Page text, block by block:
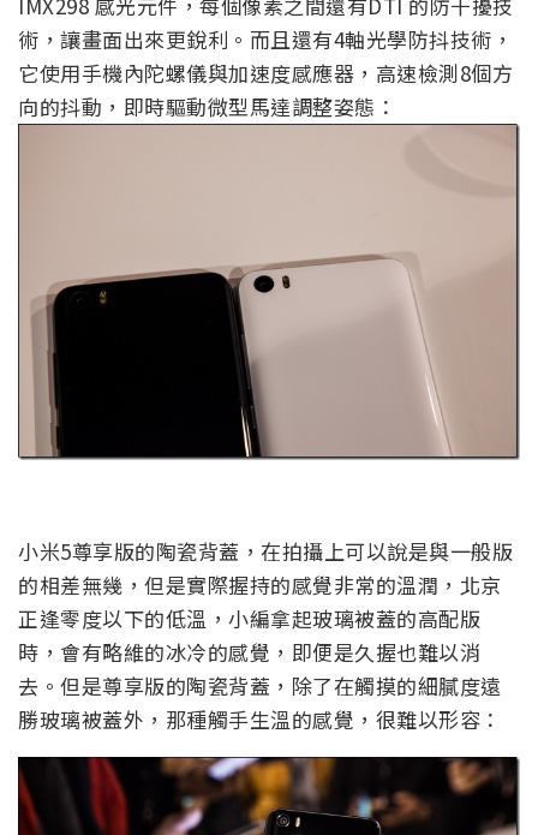
術，讓畫面出來更銳利。而且還有4軸光學防抖技術，
它使用手機內陀螺儀與加速度感應器，高速檢測8個方
向的抖動，即時驅動微型馬達調整姿態：
小米5尊享版的陶瓷背蓋，在拍攝上可以說是與一般版
的相差無幾，但是實際握持的感覺非常的溫潤，北京
正逢零度以下的低溫，小編拿起玻璃被蓋的高配版
時，會有略維的冰冷的感覺，即便是久握也難以消
去。但是尊享版的陶瓷背蓋，除了在觸摸的細膩度遠
勝玻璃被蓋外，那種觸手生溫的感覺，很難以形容：